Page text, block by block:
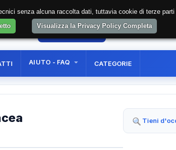
AREA RISERVATA REGISTRAZIONE
AIUTO - FAQ CATEGORIE
Tieni
senza alcuna raccolta dati, tuttavia cookie di terze
Visualizza la Privacy Policy Completa